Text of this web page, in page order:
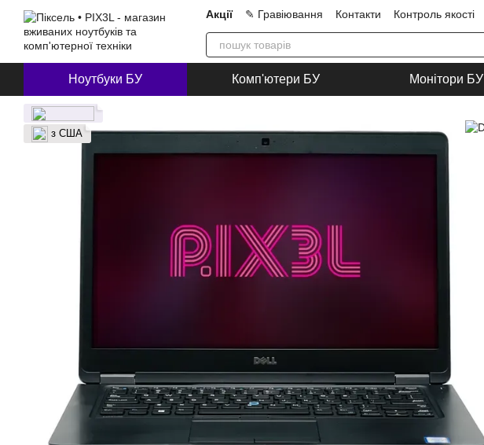
Перейти до основного контенту Акції ✎ Гравіювання Контакти Контроль якості
Про нас
Блог Співпраця Угода користувача
Ноутбуки БУ Комп'ютери БУ Монітори БУ
з США